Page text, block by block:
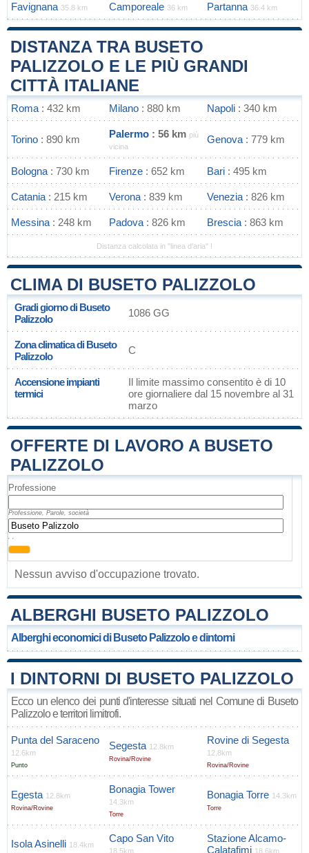
Favignana 35.8 km Camporeale 36 km Partanna 36.4 km
DISTANZA TRA BUSETO
PALIZZOLO E LE PIÙ GRANDI
CITTÀ ITALIANE
Roma : 432 km Milano : 880 km Napoli : 340 km
Torino : 890 km Palermo : 56 km più
vicina
Genova : 779 km
Bologna : 730 km Firenze : 652 km Bari : 495 km
Catania : 215 km Verona : 839 km Venezia : 826 km
Messina : 248 km Padova : 826 km Brescia : 863 km
Distanza calcolata in "linea d'aria" !
CLIMA DI BUSETO PALIZZOLO
Gradi giorno di Buseto
Palizzolo
1086 GG
Zona climatica di Buseto
Palizzolo
C
Accensione impianti
termici
Il limite massimo consentito è di 10
ore giornaliere dal 15 novembre al 31
marzo
OFFERTE DI LAVORO A BUSETO
PALIZZOLO
Professione
Professione, Parole, società
, ,
Nessun avviso d'occupazione trovato.
ALBERGHI BUSETO PALIZZOLO
Alberghi economici di Buseto Palizzolo e dintorni
I DINTORNI DI BUSETO PALIZZOLO
Ecco un elenco dei punti d'interesse situati nel Comune di Buseto
Palizzolo e territori limitrofi.
Punta del Saraceno
12.6km
Punto
Segesta 12.8km
Rovina/Rovine
Rovine di Segesta
12.8km
Rovina/Rovine
Egesta 12.8km
Rovina/Rovine
Bonagia Tower
14.3km
Torre
Bonagia Torre 14.3km
Torre
Isola Asinelli 18.4km
Capo San Vito
18.5km
Stazione Alcamo-
Calatafimi 18.6km